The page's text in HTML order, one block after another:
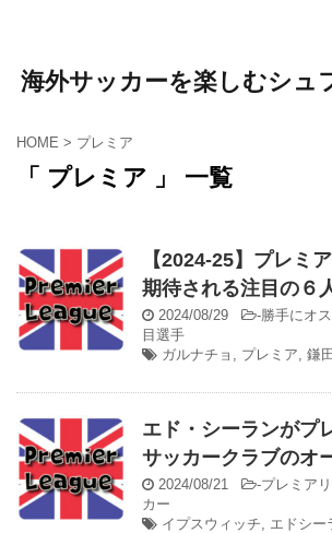
海外サッカーを楽しむシュ
HOME > プレミア
「 プレミア 」 一覧
【2024-25】プレミ
期待される注目の６
2024/08/29 -勝手にオ
目選手
ガルナチョ , プレミア, 鎌
エド・シーランがプ
サッカークラブのオ
2024/08/21 -プレミア
カー
イプスウィッチ, エドシー